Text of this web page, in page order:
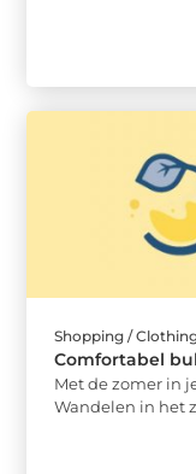
Shopping /
Comfortabel
Met de zomer in
Wandelen in het